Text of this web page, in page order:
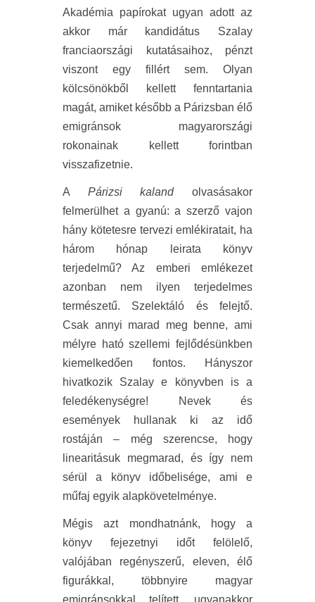
Akadémia papírokat ugyan adott az
akkor már kandidátus Szalay
franciaországi kutatásaihoz, pénzt
viszont egy fillért sem. Olyan
kölcsönökből kellett fenntartania
magát, amiket később a Párizsban élő
emigránsok magyarországi
rokonainak kellett forintban
visszafizetnie.
A Párizsi kalandolvasásakor
felmerülhet a gyanú: a szerző vajon
hány kötetesre tervezi emlékiratait, ha
három hónap leirata könyv
terjedelmű? Az emberi emlékezet
azonban nem ilyen terjedelmes
természetű. Szelektáló és felejtő.
Csak annyi marad meg benne, ami
mélyre ható szellemi fejlődésünkben
kiemelkedően fontos. Hányszor
hivatkozik Szalay e könyvben is a
feledékenységre! Nevek és
események hullanak ki az idő
rostáján – még szerencse, hogy
linearitásuk megmarad, és így nem
sérül a könyv időbelisége, ami e
műfaj egyik alapkövetelménye.
Mégis azt mondhatnánk, hogy a
könyv fejezetnyi időt felölelő,
valójában regényszerű, eleven, élő
figurákkal, többnyire magyar
emigránsokkal telített, ugyanakkor